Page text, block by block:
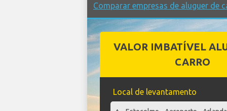
Comparar empresas de aluguer de
VALOR IMBATÍVEL
CARRO
Local de levantamento